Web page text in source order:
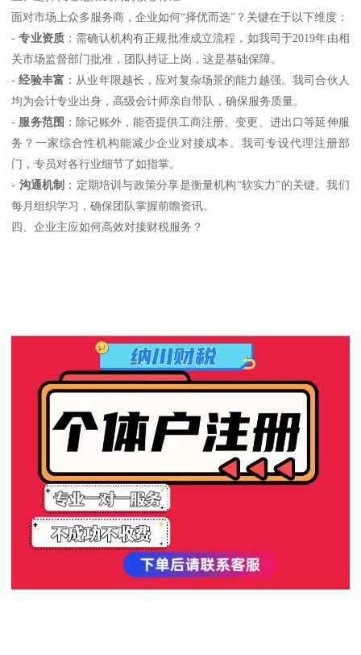
面对市场上众多服务商，企业如何“择优而选”？关键在于以下维度：
-专业资质 ：需确认机构有正规批准成立流程，如我司于2019年由相
关市场监督部门批准，团队持证上岗，这是基础保障。
-经验丰富 ：从业年限越长，应对复杂场景的能力越强。我司合伙人
均为会计专业出身，高级会计师亲自带队，确保服务质量。
- 服务范围 ：除记账外，能否提供工商注册、变更、进出口等延伸服
务？一家综合性机构能减少企业对接成本。我司专设代理注册部
门，专员对各行业细节了如指掌。
- 沟通机制 ：定期培训与政策分享是衡量机构“软实力”的关键。我们
每月组织学习，确保团队掌握前瞻资讯。
四、企业主应如何高效对接财税服务？